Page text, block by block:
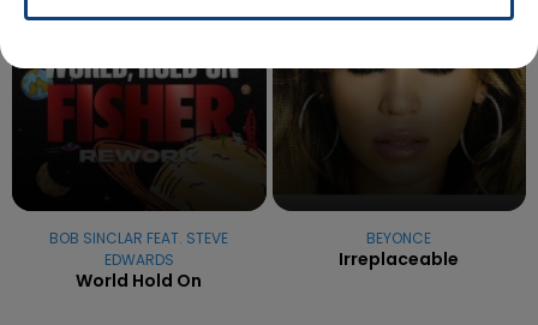
BOB SINCLAR FEAT. STEVE
EDWARDS
World Hold On
BEYONCE
Irreplaceable